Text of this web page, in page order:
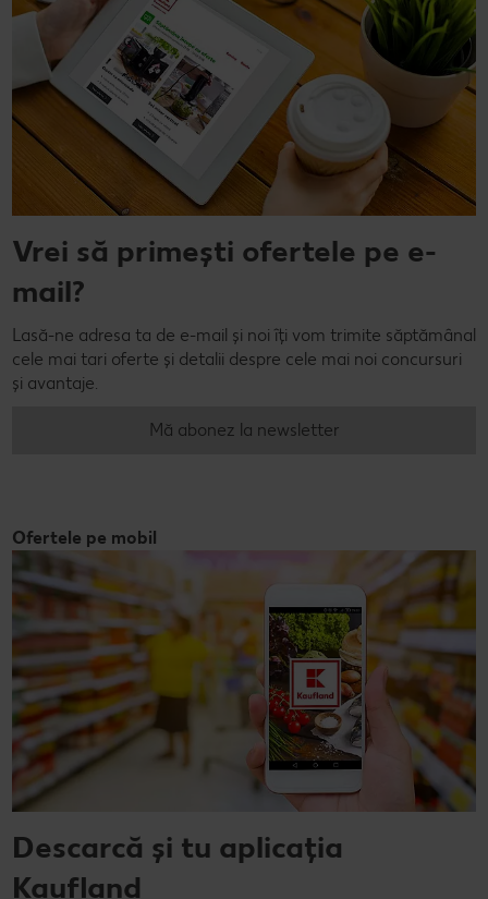
Vrei să primești ofertele pe e-
mail?
Lasă-ne adresa ta de e-mail și noi îți vom trimite săptămânal
cele mai tari oferte și detalii despre cele mai noi concursuri
și avantaje.
Mă abonez la newsletter
Ofertele pe mobil
Descarcă și tu aplicația
Kaufland